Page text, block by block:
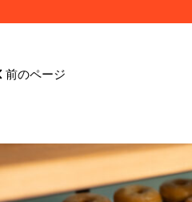
前のページ